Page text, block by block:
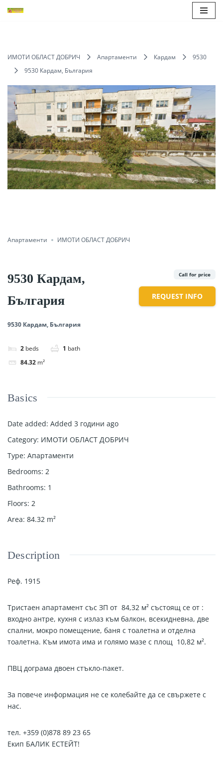
съдържанието
ИМОТИ ОБЛАСТ ДОБРИЧ Апартаменти Кардам
9530
9530 Кардам, България
Апартаменти ИМОТИ ОБЛАСТ ДОБРИЧ
9530 Кардам,
България
9530 Кардам, България
2 beds 1 bath
84.32 m²
Call for price
REQUEST INFO
Basics
Date added: Added 3 години ago
Category: ИМОТИ ОБЛАСТ ДОБРИЧ
Type: Апартаменти
Bedrooms: 2
Bathrooms: 1
Floors: 2
Area: 84.32 m²
Description
Реф. 1915
Тристаен апартамент със ЗП от 84,32 м² състоящ се от :
входно антре, кухня с излаз към балкон, всекидневна, две
спални, мокро помещение, баня с тоалетна и отделна
тоалетна. Към имота има и голямо мазе с площ 10,82 м².
ПВЦ дограма двоен стъкло-пакет.
За повече информация не се колебайте да се свържете с
нас.
тел. +359 (0)878 89 23 65
Екип БАЛИК ЕСТЕЙТ!